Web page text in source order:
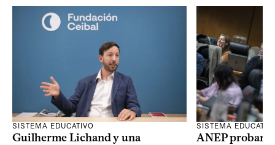
SISTEMA EDUCATIVO
Guilherme Lichand y una
SISTEMA
ANEP probará